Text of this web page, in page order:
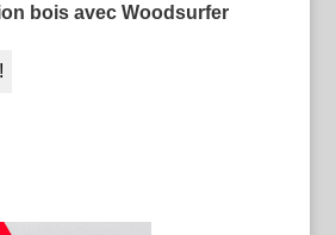
bois avec Woodsurfer